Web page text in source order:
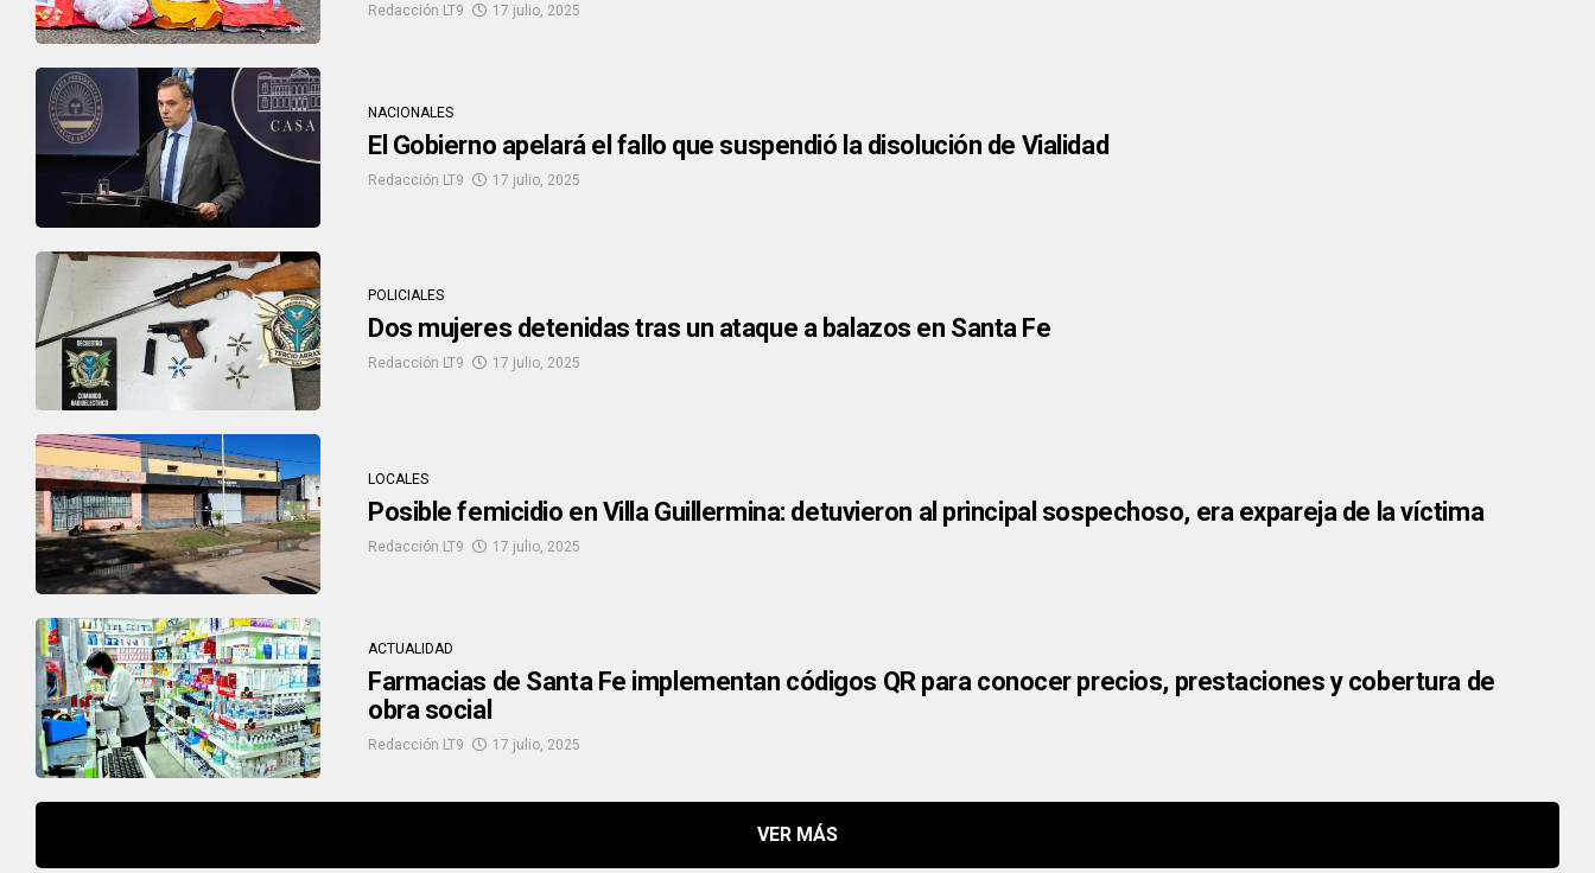
Redacción LT9 17 julio, 2025
NACIONALES
El Gobierno apelará el fallo que suspendió la disolución de Vialidad
Redacción LT9 17 julio, 2025
POLICIALES
Dos mujeres detenidas tras un ataque a balazos en Santa Fe
Redacción LT9 17 julio, 2025
LOCALES
Posible femicidio en Villa Guillermina: detuvieron al principal sospechoso, era expareja de la víctima
Redacción LT9 17 julio, 2025
ACTUALIDAD
Farmacias de Santa Fe implementan códigos QR para conocer precios, prestaciones y cobertura de
obra social
Redacción LT9 17 julio, 2025